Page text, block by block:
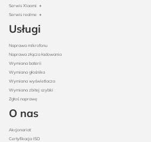
Serwis Xiaomi +
Serwis realme +
Usługi
Naprawa mikrofonu
Naprawa złącza ładowania
Wymiana baterii
Wymiana głośnika
Wymiana wyświetlacza
Wymiana zbitej szybki
Zgłoś naprawę
O nas
Akcjonariat
Certyfikacja ISO